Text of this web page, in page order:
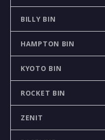
BILLY BIN
HAMPTON BIN
KYOTO BIN
ROCKET BIN
ZENIT